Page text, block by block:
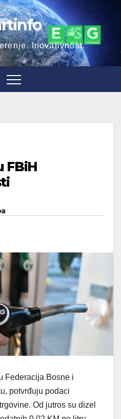
Inovativnost.
FBiH
Federacija Bosne i
potvrđuju podaci
Od jutros su dizel